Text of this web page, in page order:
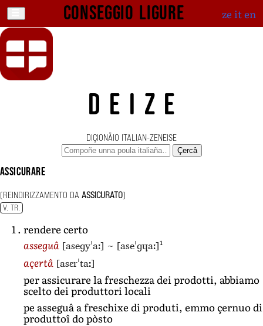
Conseggio ligure ze iten
DEIZE
DIÇIONÄIO ITALIAN-ZENEISE
Çercâ
assicurare
(REINDIRIZZAMENTO DA ASSICURATO)
V. TR.
rendere certo
asseguâ [aseɡyˈaː] ~ [aseˈɡɥaː]1
açertâ [asɛrˈtaː]
per assicurare la freschezza dei prodotti, abbiamo
scelto dei produttori locali
pe asseguâ a freschixe di produti, emmo çernuo di
produttoî do pòsto